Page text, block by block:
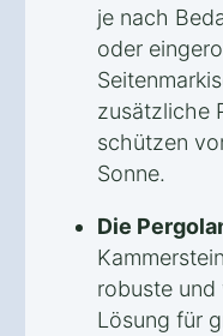
je nach
oder
zusätzliche
schützen
Sonne.
Die
robuste
Lösung für